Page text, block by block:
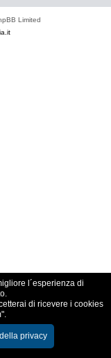
Limited
l´esperienza di
di ricevere i cookies
privacy